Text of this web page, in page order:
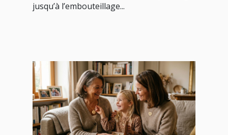
jusqu’à l’embouteillage...